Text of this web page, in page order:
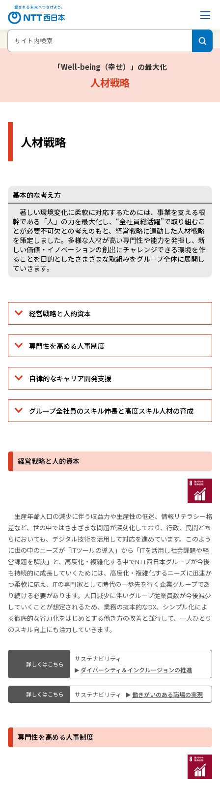
ホーム 企業情報 人材戦略
「Well-being（幸せ）」の最⼤化
人材戦略
人材戦略
基本的な考え方
著しい環境変化に柔軟に対応するためには、事業を支える根
幹である「人」の力を最大化し、“全社員総活躍”で取り組むこ
とが必要不可欠との考えのもと、経営戦略に連動した人材戦略
を策定しました。多様な人材が高い専門性や能力を発揮し、新
しい価値・イノベーションの創出にチャレンジできる環境を作
ることを目的としたさまざまな取組みをグループ全体に展開し
ていきます。
経営戦略と人的資本
専門性を高める人事制度
自律的なキャリア開発支援
グループ全社員のスキル伸長と高度スキル人材の育成
経営戦略と人的資本
生産年齢人口の減少に伴う収益力や生産性の低迷、情報リテラシー格
差など、世の中ではさまざまな問題が深刻化しており、行政、民間どち
らにおいても、デジタル技術を活用して対応を進めています。このよう
に世の中のニーズが「ITツールの導入」から「ITを活用し社会課題や経
営課題を解決」と、高度化・複雑化する中でNTT西日本グループが今後
も持続的に成長していくためには、高度化・複雑化するニーズに迅速か
つ柔軟に応え、ITの専門家として時代の一歩先を行く企業グループであ
り続ける必要があります。人口減少に伴いグループ従業員数が今後減少
していくことが想定されるため、業務の抜本的なDX、シンプル化によ
る徹底的な省力化をはじめとする働き方の改善と並行して、一人ひとり
のスキル向上にも注力していきます。
詳しくはこちら
サステナビリティ
ダイバーシティ＆インクルージョンの推進
詳しくはこちら サステナビリティ 働きがいのある職場の実現
専門性を高める人事制度